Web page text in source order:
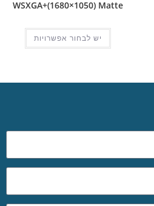
WSXGA+(1680×1050) Matte
יש לבחור אפשרויות